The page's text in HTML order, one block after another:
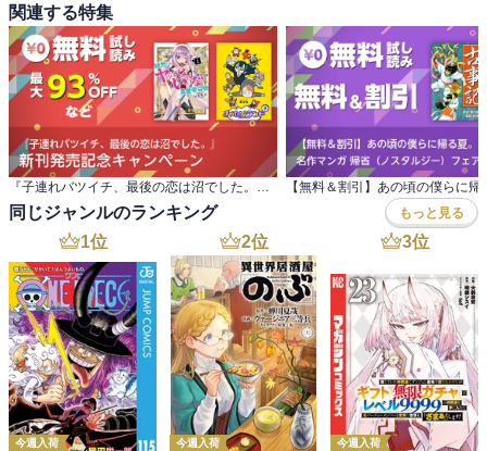
関連する特集
『子連れバツイチ、最後の恋は沼でした。』 新刊発売記念キャンペーン
同じジャンルのランキング もっと見る
1位
今週入荷
2位
今週入荷
3位
今週入荷